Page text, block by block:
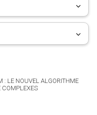
: LE NOUVEL ALGORITHME
COMPLEXES